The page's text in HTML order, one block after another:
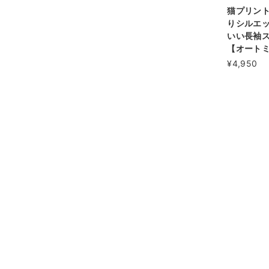
猫プリン
りシルエ
いい長袖
【オート
¥4,950